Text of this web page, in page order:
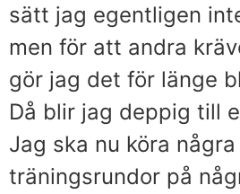
sätt jag egentligen
men för att andra
gör jag det för länge
Då blir jag deppig till
Jag ska nu köra några
träningsrundor på